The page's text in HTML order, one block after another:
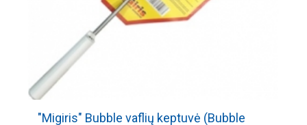
"Migiris" Bubble vaflių keptuvė (Bubble